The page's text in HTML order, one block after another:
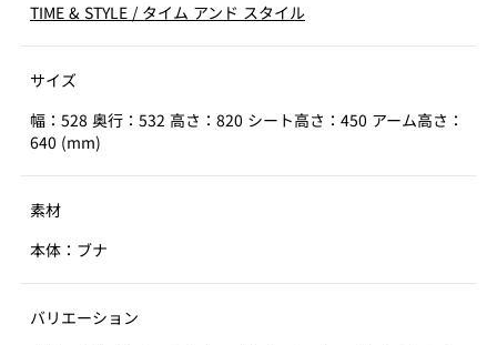
TIME & STYLE / タイム アンド スタイル
サイズ
幅：528 奥行：532 高さ：820 シート高さ：450 アーム高さ：
640 (mm)
素材
本体：ブナ
バリエーション